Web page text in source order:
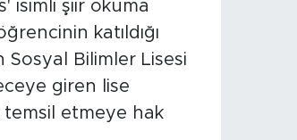
isimli şiir okuma
katıldığı
Sosyal Bilimler Lisesi
giren lise
temsil etmeye hak